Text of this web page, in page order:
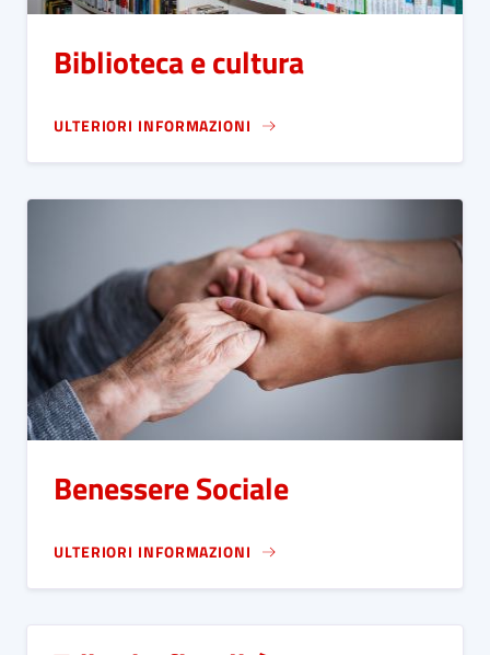
Biblioteca e cultura
ULTERIORI INFORMAZIONI
Benessere Sociale
ULTERIORI INFORMAZIONI